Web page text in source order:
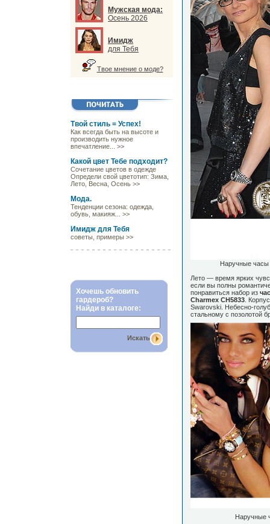
Мужская мода:
Осень 2026
Имидж
для Тебя
Твое мнение о моде?
Твой стиль = Успех!
Как всегда быть на высоте и
производить нужное
впечатление... >>
Какой цвет Тебе подходит?
Сочетание цветов в одежде
Определи свой цветотип: Зима,
Лето, Весна, Осень >>
Мода.
Тенденции сезона: одежда,
обувь, макияж... >>
Имидж для Тебя
советы, примеры >>
Хочешь обновить
гардероб?
Найди в каталоге:
Искать
Наручные часы
Лето — время ярких
если вы полны
понравиться набор из
Charmex CH5833.
Swarovski. Небесно-
стальному с позолотой
Наручные